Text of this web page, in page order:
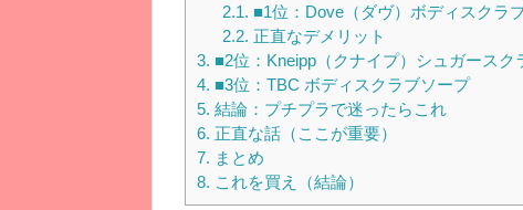
2.1. ■1位：Dove（ダヴ）ボディスクラ
2.2. 正直なデメリット
3. ■2位：Kneipp（クナイプ）シュガースク
4. ■3位：TBC ボディスクラブソープ
5. 結論：プチプラで迷ったらこれ
6. 正直な話（ここが重要）
7. まとめ
8. これを買え（結論）